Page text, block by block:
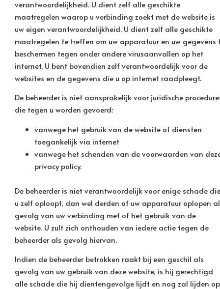
verantwoordelijkheid. U dient zelf alle geschikte
maatregelen waarop u verbinding zoekt met de website is
uw eigen verantwoordelijkheid. U dient zelf alle geschikte
maatregelen te treffen om uw apparatuur en uw gegevens
beschermen tegen onder andere virusaanvallen op het
internet. U bent bovendien zelf verantwoordelijk voor de
websites en de gegevens die u op internet raadpleegt.
De beheerder is niet aansprakelijk voor juridische
die tegen u worden gevoerd:
vanwege het gebruik van de website of diensten
toegankelijk via internet
vanwege het schenden van de voorwaarden van
privacy policy.
De beheerder is niet verantwoordelijk voor enige schade die
u zelf oploopt, dan wel derden of uw apparatuur oplopen
gevolg van uw verbinding met of het gebruik van de
website. U zult zich onthouden van iedere actie tegen de
beheerder als gevolg hiervan.
Indien de beheerder betrokken raakt bij een geschil als
gevolg van uw gebruik van deze website, is hij gerechtigd
alle schade die hij dientengevolge lijdt en nog zal lijden op